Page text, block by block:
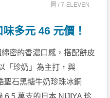
圖 /7-ELEVEN
多元 46 元價！
密的香濃口感，搭配餅皮
「珍奶」為主打，與
石黑糖牛奶珍珠冰銅